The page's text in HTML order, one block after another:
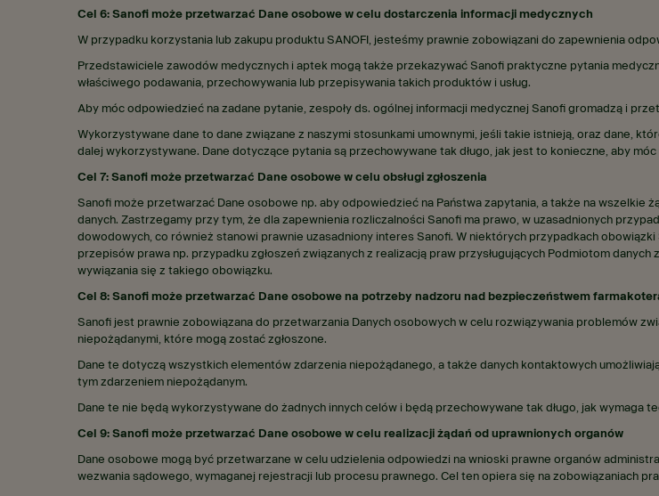
Cel 6: Sanofi może przetwarzać Dane osobowe w celu dostarczenia informacji medycznych
W przypadku korzystania lub zakupu produktu SANOFI, jesteśmy prawnie zobowiązani do zapewnienia
Przedstawiciele zawodów medycznych i aptek mogą także przekazywać Sanofi praktyczne pytania
właściwego podawania, przechowywania lub przepisywania takich produktów i usług.
Aby móc odpowiedzieć na zadane pytanie, zespoły ds. ogólnej informacji medycznej Sanofi gromadzą i
Wykorzystywane dane to dane związane z naszymi stosunkami umownymi, jeśli takie istnieją, oraz dane,
dalej wykorzystywane. Dane dotyczące pytania są przechowywane tak długo, jak jest to konieczne, aby
Cel 7: Sanofi może przetwarzać Dane osobowe w celu obsługi zgłoszenia
Sanofi może przetwarzać Dane osobowe np. aby odpowiedzieć na Państwa zapytania, a także na
danych. Zastrzegamy przy tym, że dla zapewnienia rozliczalności Sanofi ma prawo, w uzasadnionych
dowodowych, co również stanowi prawnie uzasadniony interes Sanofi. W niektórych przypadkach
przepisów prawa np. przypadku zgłoszeń związanych z realizacją praw przysługujących Podmiotom
wywiązania się z takiego obowiązku.
Cel 8: Sanofi może przetwarzać Dane osobowe na potrzeby nadzoru nad bezpieczeństwem
Sanofi jest prawnie zobowiązana do przetwarzania Danych osobowych w celu rozwiązywania problemów
niepożądanymi, które mogą zostać zgłoszone.
Dane te dotyczą wszystkich elementów zdarzenia niepożądanego, a także danych kontaktowych
tym zdarzeniem niepożądanym.
Dane te nie będą wykorzystywane do żadnych innych celów i będą przechowywane tak długo, jak wymaga
Cel 9: Sanofi może przetwarzać Dane osobowe w celu realizacji żądań od uprawnionych organów
Dane osobowe mogą być przetwarzane w celu udzielenia odpowiedzi na wnioski prawne organów
wezwania sądowego, wymaganej rejestracji lub procesu prawnego. Cel ten opiera się na zobowiązaniach